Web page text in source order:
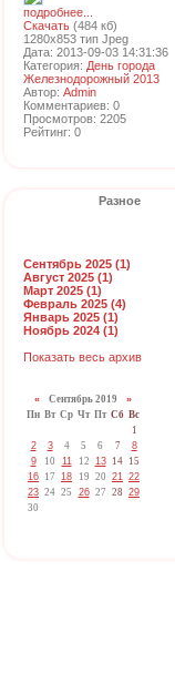
подробнее...
Скачать (484 кб)
1280x853 тип Jpeg
Дата: 2013-09-03 14:31:36
Категория: День города
Железнодорожный 2013
Автор: Admin
Комментариев: 0
Просмотров: 2205
Рейтинг: 0
Разное
Сентябрь 2025 (1)
Август 2025 (1)
Март 2025 (1)
Февраль 2025 (4)
Январь 2025 (1)
Ноябрь 2024 (1)
Показать весь архив
« Сентябрь 2019 »
Пн Вт Ср Чт Пт Сб Вс
1
2
3 4 5 6 7
8
9
10 11 12 13 14 15
16 17 18 19 20 21 22
23 24 25 26 27 28 29
30